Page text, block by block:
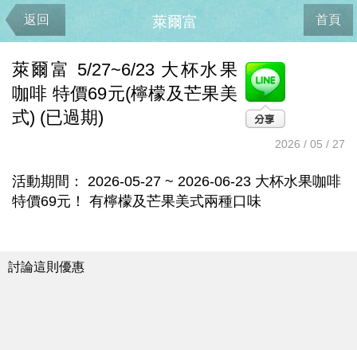
返回 首頁
萊爾富
萊爾富 5/27~6/23 大杯水果
咖啡 特價69元(檸檬及芒果美
式) (已過期)
2026 / 05 / 27
活動期間： 2026-05-27 ~ 2026-06-23 大杯水果咖啡
特價69元！ 有檸檬及芒果美式兩種口味
討論這則優惠